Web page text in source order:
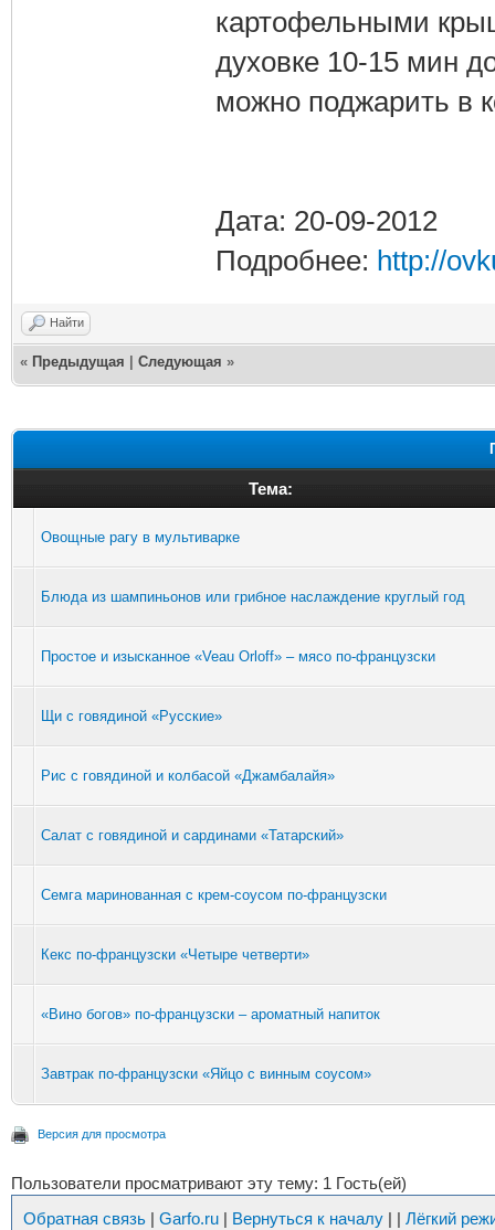
картофельными
духовке 10-15 мин
можно поджарить в
Дата: 20-09-2012
Подробнее: http://
Найти
« Предыдущая Следующая »
Тема:
Овощные рагу в мультиварке
Блюда из шампиньонов или грибное наслаждение круглый год
Простое и изысканное «Veau Orloff» – мясо по-французски
Щи с говядиной «Русские»
Рис с говядиной и колбасой «Джамбалайя»
Салат с говядиной и сардинами «Татарский»
Семга маринованная с крем-соусом по-французски
Кекс по-французски «Четыре четверти»
«Вино богов» по-французски – ароматный напиток
Завтрак по-французски «Яйцо с винным соусом»
Версия для просмотра
Пользователи просматривают эту тему: 1 Гость(ей)
Обратная связь | Garfo.ru | Вернуться к началу | | Лёгкий